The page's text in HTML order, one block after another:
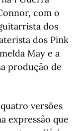
com o
dos
dos Pink
May e a
produção de
versões
expressão que